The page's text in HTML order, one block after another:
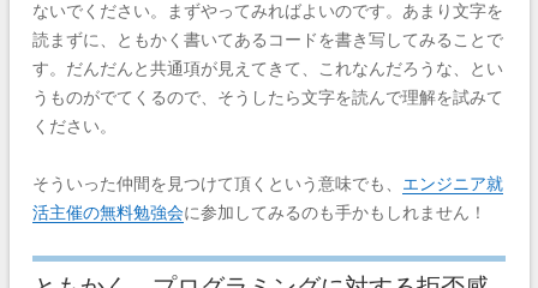
ないでください。まずやってみればよいのです。あまり文字を
読まずに、ともかく書いてあるコードを書き写してみることで
す。だんだんと共通項が見えてきて、これなんだろうな、とい
うものがでてくるので、そうしたら文字を読んで理解を試みて
ください。
そういった仲間を見つけて頂くという意味でも、 エンジニア就
活主催の無料勉強会に参加してみるのも手かもしれません！